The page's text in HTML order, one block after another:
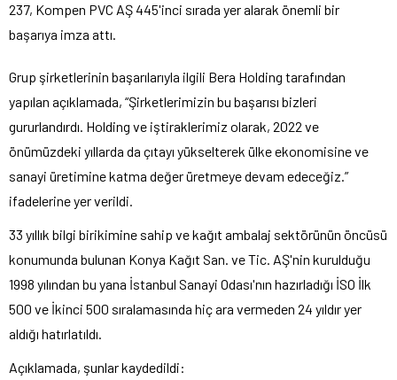
237, Kompen PVC AŞ 445'inci sırada yer alarak önemli bir
başarıya imza attı.
Grup şirketlerinin başarılarıyla ilgili Bera Holding tarafından
yapılan açıklamada, “Şirketlerimizin bu başarısı bizleri
gururlandırdı. Holding ve iştiraklerimiz olarak, 2022 ve
önümüzdeki yıllarda da çıtayı yükselterek ülke ekonomisine ve
sanayi üretimine katma değer üretmeye devam edeceğiz.”
ifadelerine yer verildi.
33 yıllık bilgi birikimine sahip ve kağıt ambalaj sektörünün öncüsü
konumunda bulunan Konya Kağıt San. ve Tic. AŞ'nin kurulduğu
1998 yılından bu yana İstanbul Sanayi Odası'nın hazırladığı İSO İlk
500 ve İkinci 500 sıralamasında hiç ara vermeden 24 yıldır yer
aldığı hatırlatıldı.
Açıklamada, şunlar kaydedildi: